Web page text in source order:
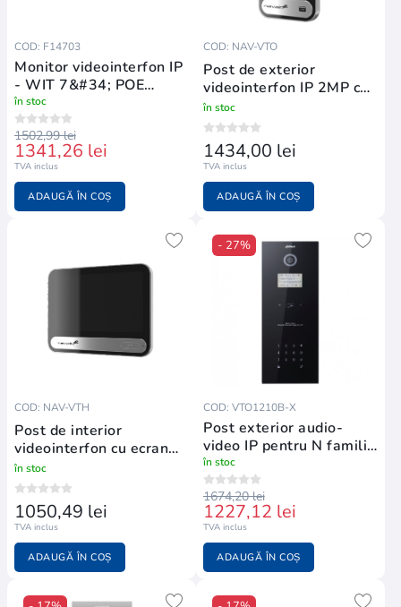
COD: F14703
Monitor videointerfon IP
- WIT 7&#34; POE
BLACK
în stoc
1502,99 lei
1341,26 lei
TVA inclus
ADAUGĂ ÎN COȘ
COD: NAV-VTO
Post de exterior
videointerfon IP 2MP cu
ecran de 3.5"
în stoc
1434,00 lei
TVA inclus
ADAUGĂ ÎN COȘ
COD: NAV-VTH
Post de interior
videointerfon cu ecran
IPS cu touchscreen de 7"
în stoc
1050,49 lei
TVA inclus
ADAUGĂ ÎN COȘ
- 27%
COD: VTO1210B-X
Post exterior audio-
video IP pentru N familii
cu cititor de proximitate
în stoc
1674,20 lei
1227,12 lei
TVA inclus
ADAUGĂ ÎN COȘ